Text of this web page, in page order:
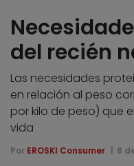
del recién
Las necesidades
en relación al peso
por kilo de peso) que
vida
Por EROSKI Consumer 8